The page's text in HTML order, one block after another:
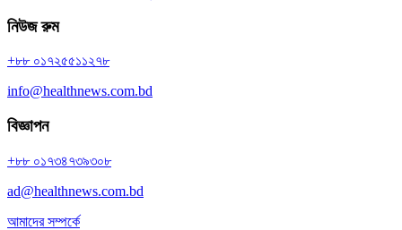
নিউজ রুম
+৮৮ ০১৭২৫৫১১২৭৮
info@healthnews.com.bd
বিজ্ঞাপন
+৮৮ ০১৭৩৪৭৩৯৩০৮
ad@healthnews.com.bd
আমাদের সম্পর্কে